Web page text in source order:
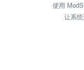
使用
让系